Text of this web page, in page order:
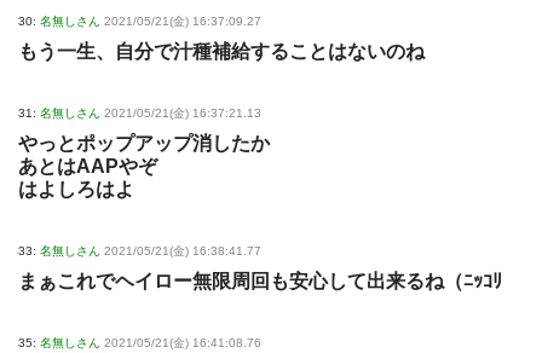
30: 名無しさん 2021/05/21(金) 16:37:09.27
もう一生、自分で汁種補給することはないのね
31: 名無しさん 2021/05/21(金) 16:37:21.13
やっとポップアップ消したか
あとはAAPやぞ
はよしろはよ
33: 名無しさん 2021/05/21(金) 16:38:41.77
まぁこれでヘイロー無限周回も安心して出来るね（ﾆｯｺﾘ
35: 名無しさん 2021/05/21(金) 16:41:08.76